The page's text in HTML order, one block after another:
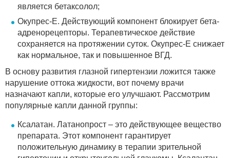
является бетаксолол;
Окупрес-Е. Действующий компонент блокирует бета-
адренорецепторы. Терапевтическое действие
сохраняется на протяжении суток. Окупрес-Е снижает
как нормальное, так и повышенное ВГД.
В основу развития глазной гипертензии ложится также
нарушение оттока жидкости, вот почему врачи
назначают капли, которые его улучшают. Рассмотрим
популярные капли данной группы:
Ксалатан. Латанопрост – это действующее вещество
препарата. Этот компонент гарантирует
положительную динамику в терапии зрительной